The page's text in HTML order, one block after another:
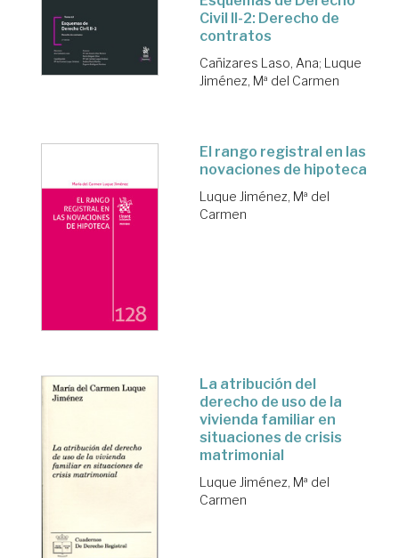
Civil II-2: Derecho de
contratos
Cañizares Laso, Ana; Luque
Jiménez, Mª del Carmen
El rango registral en las
novaciones de hipoteca
Luque Jiménez, Mª del
Carmen
La atribución del
derecho de uso de la
vivienda familiar en
situaciones de crisis
matrimonial
Luque Jiménez, Mª del
Carmen